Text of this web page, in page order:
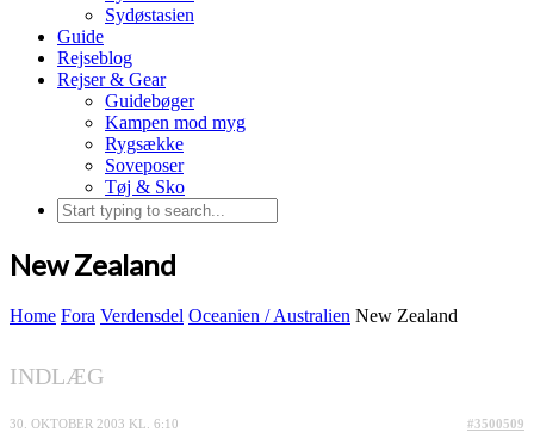
Sydøstasien
Guide
Rejseblog
Rejser & Gear
Guidebøger
Kampen mod myg
Rygsække
Soveposer
Tøj & Sko
New Zealand
Home Fora Verdensdel Oceanien / Australien New Zealand
INDLÆG
30. OKTOBER 2003 KL. 6:10 #3500509